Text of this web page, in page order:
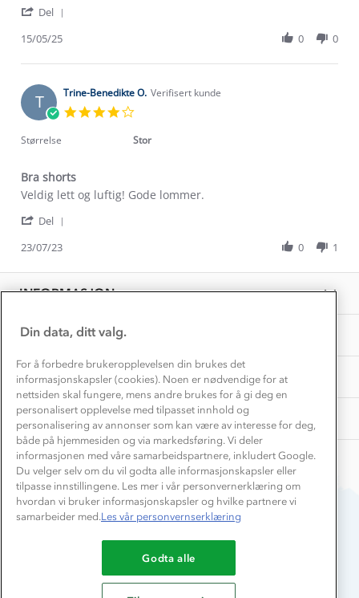
Tone
on
May
Fin
luftig
Del
Tone
on
15
May
15/05/25 0 0
T Trine-Benedikte O. Verifisert kunde
rating
Størrelse Stor
Bra shorts
Review
Trine-
O.
23
Jul
review
Bra
Veldig lett og luftig! Gode lommer.
Del
Trine-
Benedikte
23
Jul
23/07/23 0 1
INFORMASJON
Kundeservice
Kontakt oss
Konkurransevinnere
Kundeklubb
Våre butikker
Bedrift, barnehage og SFO
Presse
OM OSS
Klima og miljø
Etisk handel
Inkludering
Materialer
Personvern
Samarbeide med oss?
TIPS OG RÅD
Alt du trenger til Norgesferien
Dette trenger du til barnehagen
Gravidklær
Hvordan velge riktig turtøy?
Store størrelser
Turmat oppskrifter
Beredskap
AKTIVITETER
Få turinspirasjon og tips her⛰
Overnatte utendørs⛺
Leirskole 🥾
Barnehageansatt
Tips til hyttetur
Du betaler enkelt med
Din data, ditt valg.
For å forbedre brukeropplevelsen din brukes det
informasjonskapsler (cookies). Noen er nødvendige for at
nettsiden skal fungere, mens andre brukes for å gi deg en
personalisert opplevelse med tilpasset innhold og
personalisering av annonser som kan være av interesse for deg,
både på hjemmesiden og via markedsføring. Vi deler
informasjonen med våre samarbeidspartnere, inkludert Google.
Du velger selv om du vil godta alle informasjonskapsler eller
tilpasse innstillingene. Les mer i vår personvernerklæring om
hvordan vi bruker informasjonskapsler og hvilke partnere vi
samarbeider med.Les vår personvernserklæring
Godta alle